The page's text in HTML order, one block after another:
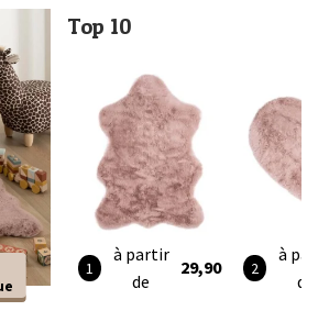
Top 10
à partir
de
29,90
à
de